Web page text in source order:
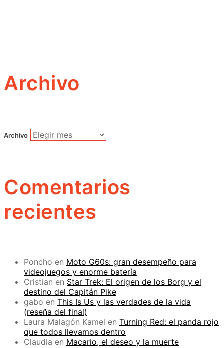
Archivo
Archivo
Comentarios
recientes
Poncho en Moto G60s: gran desempeño para
videojuegos y enorme batería
Cristian en Star Trek: El origen de los Borg y el
destino del Capitán Pike
gabo en This Is Us y las verdades de la vida
(reseña del final)
Laura Malagón Kamel en Turning Red: el panda rojo
que todos llevamos dentro
Claudia en Macario, el deseo y la muerte